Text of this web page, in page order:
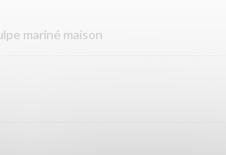
mariné maison